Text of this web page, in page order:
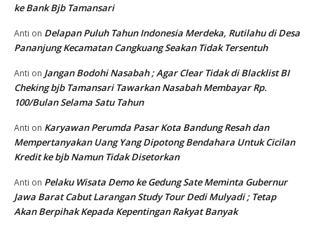
ke Bank Bjb Tamansari
Anti on Delapan Puluh Tahun Indonesia Merdeka, Rutilahu di Desa
Pananjung Kecamatan Cangkuang Seakan Tidak Tersentuh
Anti on Jangan Bodohi Nasabah ; Agar Clear Tidak di Blacklist BI
Cheking bjb Tamansari Tawarkan Nasabah Membayar Rp.
100/Bulan Selama Satu Tahun
Anti on Karyawan Perumda Pasar Kota Bandung Resah dan
Mempertanyakan Uang Yang Dipotong Bendahara Untuk Cicilan
Kredit ke bjb Namun Tidak Disetorkan
Anti on Pelaku Wisata Demo ke Gedung Sate Meminta Gubernur
Jawa Barat Cabut Larangan Study Tour Dedi Mulyadi ; Tetap
Akan Berpihak Kepada Kepentingan Rakyat Banyak